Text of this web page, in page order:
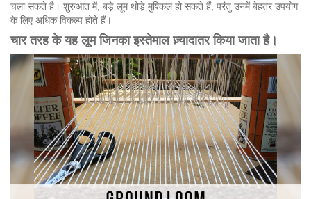
चला सकते है। शुरुआत में, बड़े लूम थोड़े मुश्किल हो सकते हैं, परंतु उनमें बेहतर उपयोग
के लिए अधिक विकल्प होते हैं।
चार तरह के यह लूम जिनका इस्तेमाल ज़्यादातर किया जाता है।